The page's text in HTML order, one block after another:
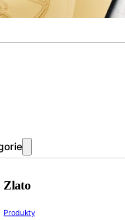
Zlato
Produkty